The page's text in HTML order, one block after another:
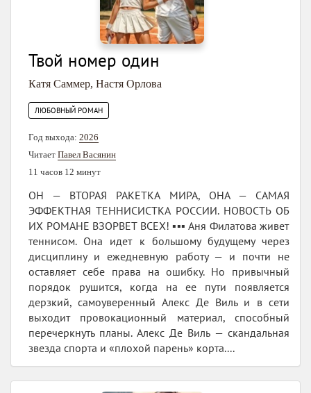
Твой номер один
Катя Саммер, Настя Орлова
ЛЮБОВНЫЙ РОМАН
Год выхода: 2026
Читает Павел Васянин
11 часов 12 минут
ОН — ВТОРАЯ РАКЕТКА МИРА, ОНА — САМАЯ
ЭФФЕКТНАЯ ТЕННИСИСТКА РОССИИ. НОВОСТЬ ОБ
ИХ РОМАНЕ ВЗОРВЕТ ВСЕХ! ▪️▪️▪️ Аня Филатова живет
теннисом. Она идет к большому будущему через
дисциплину и ежедневную работу — и почти не
оставляет себе права на ошибку. Но привычный
порядок рушится, когда на ее пути появляется
дерзкий, самоуверенный Алекс Де Виль и в сети
выходит провокационный материал, способный
перечеркнуть планы. Алекс Де Виль — скандальная
звезда спорта и «плохой парень» корта....